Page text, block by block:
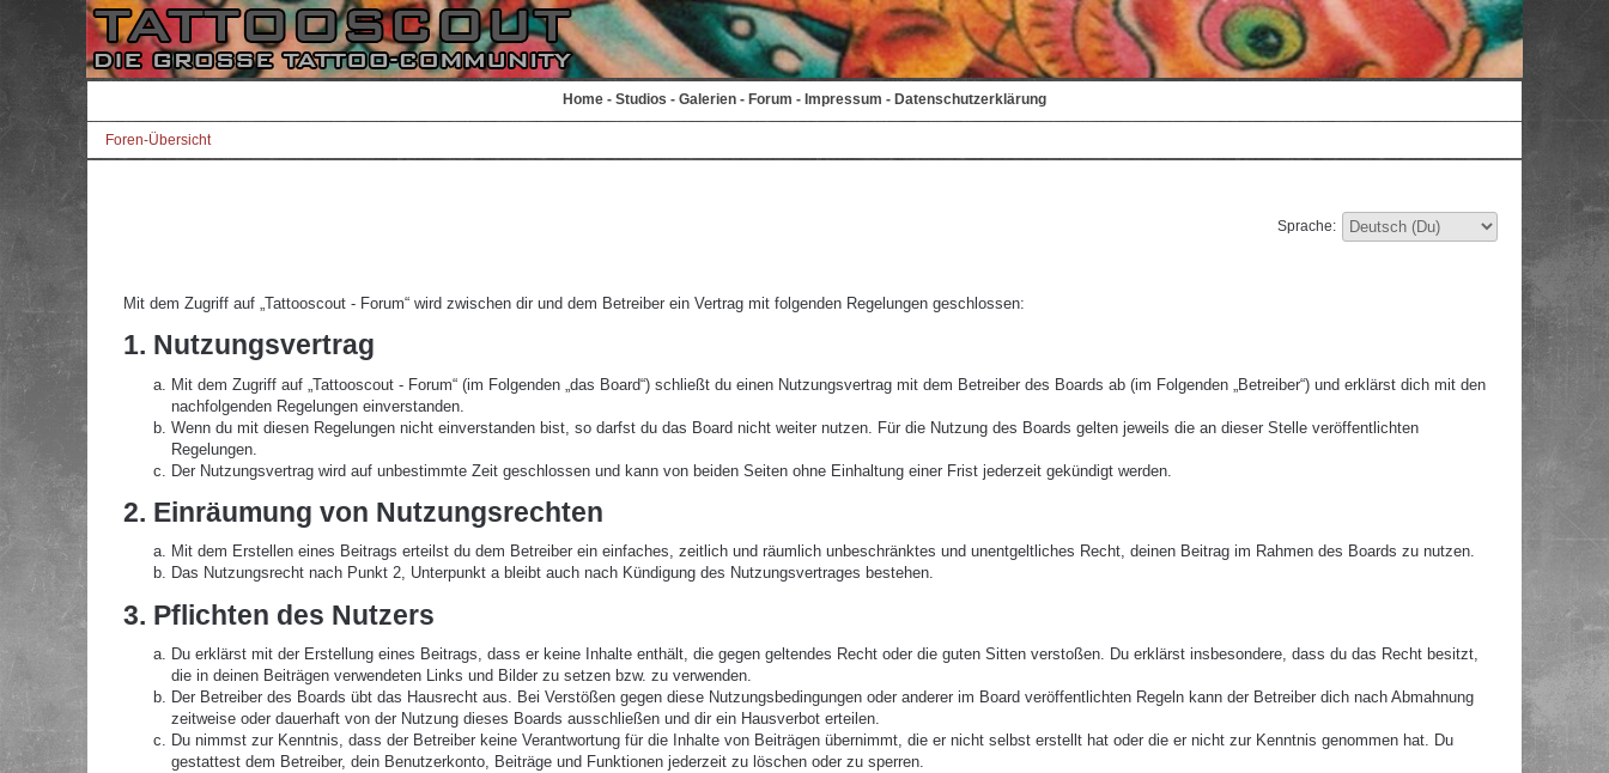
Home - Studios - Galerien - Forum - Impressum - Datenschutzerklärung
Foren-Übersicht
Sprache:
Mit dem Zugriff auf „Tattooscout - Forum“ wird zwischen dir und dem Betreiber ein Vertrag mit folgenden Regelungen geschlossen:
1. Nutzungsvertrag
Mit dem Zugriff auf „Tattooscout - Forum“ (im Folgenden „das Board“) schließt du einen Nutzungsvertrag mit dem Betreiber des Boards ab (im Folgenden „Betreiber“) und erklärst dich mit den
nachfolgenden Regelungen einverstanden.
Wenn du mit diesen Regelungen nicht einverstanden bist, so darfst du das Board nicht weiter nutzen. Für die Nutzung des Boards gelten jeweils die an dieser Stelle veröffentlichten
Regelungen.
Der Nutzungsvertrag wird auf unbestimmte Zeit geschlossen und kann von beiden Seiten ohne Einhaltung einer Frist jederzeit gekündigt werden.
2. Einräumung von Nutzungsrechten
Mit dem Erstellen eines Beitrags erteilst du dem Betreiber ein einfaches, zeitlich und räumlich unbeschränktes und unentgeltliches Recht, deinen Beitrag im Rahmen des Boards zu nutzen.
Das Nutzungsrecht nach Punkt 2, Unterpunkt a bleibt auch nach Kündigung des Nutzungsvertrages bestehen.
3. Pflichten des Nutzers
Du erklärst mit der Erstellung eines Beitrags, dass er keine Inhalte enthält, die gegen geltendes Recht oder die guten Sitten verstoßen. Du erklärst insbesondere, dass du das Recht besitzt,
die in deinen Beiträgen verwendeten Links und Bilder zu setzen bzw. zu verwenden.
Der Betreiber des Boards übt das Hausrecht aus. Bei Verstößen gegen diese Nutzungsbedingungen oder anderer im Board veröffentlichten Regeln kann der Betreiber dich nach Abmahnung
zeitweise oder dauerhaft von der Nutzung dieses Boards ausschließen und dir ein Hausverbot erteilen.
Du nimmst zur Kenntnis, dass der Betreiber keine Verantwortung für die Inhalte von Beiträgen übernimmt, die er nicht selbst erstellt hat oder die er nicht zur Kenntnis genommen hat. Du
gestattest dem Betreiber, dein Benutzerkonto, Beiträge und Funktionen jederzeit zu löschen oder zu sperren.